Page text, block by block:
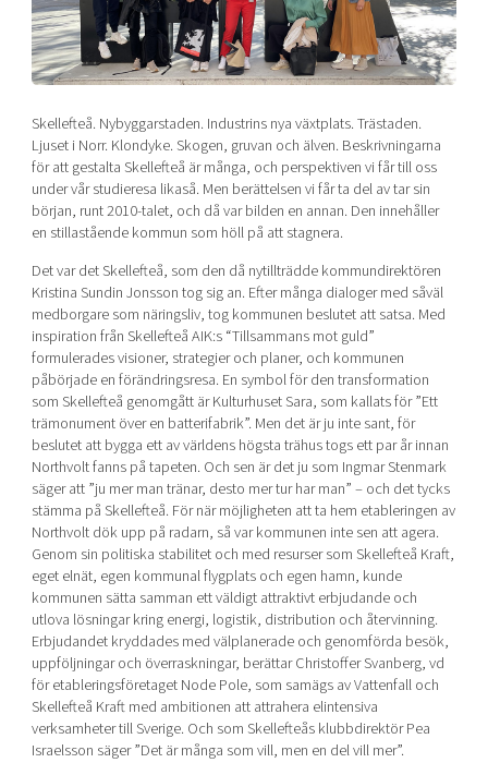
Shaping cities and regions
East Sweden Tech Women
Reversed mentorship
Current offers and activities
Upscaling
Talent & skills
Startup & industry collaboration
Offers to boost your business
Funding opportunities
Our community of companies
Projects
Publications
Project toolbox
Our clusters
Reach out to us
Locations
Today's lunch in Mjärdevi
Skellefteå. Nybyggarstaden. Industrins nya växtplats. Trästaden.
Ljuset i Norr. Klondyke. Skogen, gruvan och älven. Beskrivningarna
för att gestalta Skellefteå är många, och perspektiven vi får till oss
under vår studieresa likaså. Men berättelsen vi får ta del av tar sin
början, runt 2010-talet, och då var bilden en annan. Den innehåller
en stillastående kommun som höll på att stagnera.
Det var det Skellefteå, som den då nytillträdde kommundirektören
Kristina Sundin Jonsson tog sig an. Efter många dialoger med såväl
medborgare som näringsliv, tog kommunen beslutet att satsa. Med
inspiration från Skellefteå AIK:s “Tillsammans mot guld”
formulerades visioner, strategier och planer, och kommunen
påbörjade en förändringsresa. En symbol för den transformation
som Skellefteå genomgått är Kulturhuset Sara, som kallats för”Ett
trämonument över en batterifabrik”. Men det är ju inte sant, för
beslutet att bygga ett av världens högsta trähus togs ett par år innan
Northvolt fanns på tapeten. Och sen är det ju som Ingmar Stenmark
säger att”ju mer man tränar, desto mer tur har man” – och det tycks
stämma på Skellefteå. För när möjligheten att ta hem etableringen av
Northvolt dök upp på radarn, så var kommunen inte sen att agera.
Genom sin politiska stabilitet och med resurser som Skellefteå Kraft,
eget elnät, egen kommunal flygplats och egen hamn, kunde
kommunen sätta samman ett väldigt attraktivt erbjudande och
utlova lösningar kring energi, logistik, distribution och återvinning.
Erbjudandet kryddades med välplanerade och genomförda besök,
uppföljningar och överraskningar, berättar Christoffer Svanberg, vd
för etableringsföretaget Node Pole, som samägs av Vattenfall och
Skellefteå Kraft med ambitionen att attrahera elintensiva
verksamheter till Sverige. Och som Skellefteås klubbdirektör Pea
Israelsson säger”Det är många som vill, men en del vill mer”.